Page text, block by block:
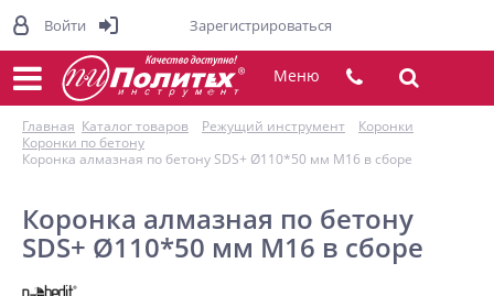
Меню
Главная Каталог товаров Режущий инструмент
Коронки
Коронки по бетону
Коронка алмазная по бетону SDS+ Ø110*50 мм M16 в сборе
Коронка алмазная по бетону
SDS+ Ø110*50 мм M16 в сборе
Войти Зарегистрироваться